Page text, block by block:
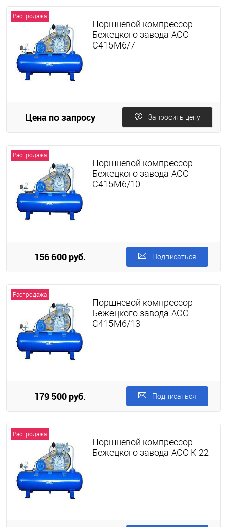
Распродажа
Поршневой компрессор
Бежецкого завода АСО
С415М6/7
Цена по запросу Запросить цену
Распродажа
Поршневой компрессор
Бежецкого завода АСО
С415М6/10
156 600 руб. Подписаться
Распродажа
Поршневой компрессор
Бежецкого завода АСО
С415М6/13
179 500 руб. Подписаться
Распродажа
Поршневой компрессор
Бежецкого завода АСО К-22